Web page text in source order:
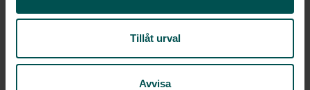
Tillåt urval
Avvisa
Inom samma område
STANDARDER